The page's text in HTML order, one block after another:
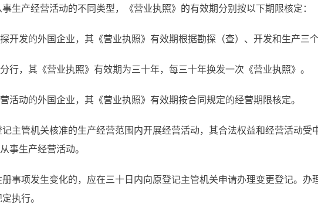
生产经营活动的不同类型，《营业执照》的有效期分别按以下期限核定：
开发的外国企业，其《营业执照》有效期根据勘探（查）、开发和生产三
行，其《营业执照》有效期为三十年，每三十年换发一次《营业执照》。
活动的外国企业，其《营业执照》有效期按合同规定的经营期限核定。
主管机关核准的生产经营范围内开展经营活动，其合法权益和经营活动受
事生产经营活动。
事项发生变化的，应在三十日内向原登记主管机关申请办理变更登记。办
执行。